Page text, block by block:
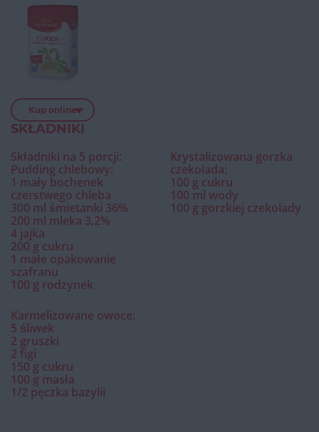
Kup online
SKŁADNIKI
Składniki na 5 porcji:
Pudding chlebowy:
1 mały bochenek
czerstwego chleba
300 ml śmietanki 36%
200 ml mleka 3,2%
4 jajka
200 g cukru
1 małe opakowanie
szafranu
100 g rodzynek
Krystalizowana gorzka
czekolada:
100 g cukru
100 ml wody
100 g gorzkiej czekolady
Karmelizowane owoce:
5 śliwek
2 gruszki
2 figi
150 g cukru
100 g masła
1/2 pęczka bazylii